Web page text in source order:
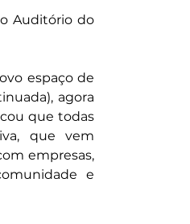
Auditório do
espaço de
agora
que todas
que vem
empresas,
e